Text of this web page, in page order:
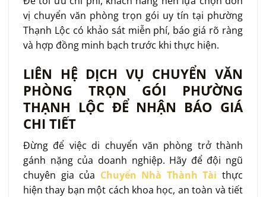
vị chuyển văn phòng trọn gói uy tín tại phường
Thạnh Lộc có khảo sát miễn phí, báo giá rõ ràng
và hợp đồng minh bạch trước khi thực hiện.
LIÊN HỆ DỊCH VỤ CHUYỂN VĂN
PHÒNG TRỌN GÓI PHƯỜNG
THẠNH LỘC ĐỂ NHẬN BÁO GIÁ
CHI TIẾT
Đừng để việc di chuyển văn phòng trở thành
gánh nặng của doanh nghiệp. Hãy để đội ngũ
chuyên gia của Chuyển Nhà Thành Tài thực
hiện thay bạn một cách khoa học, an toàn và tiết